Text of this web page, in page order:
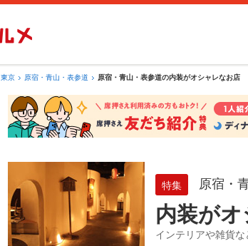
東京 原宿・青山・表参道 原宿・青山・表参道の内装がオシャレなお店
特集 原宿・
内装が
インテリアや雑貨